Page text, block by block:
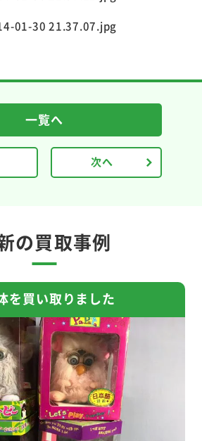
一覧へ
次へ
の買取事例
を買い取りました